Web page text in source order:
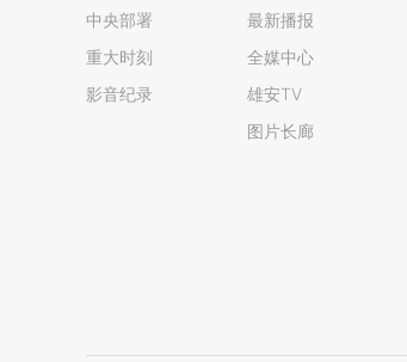
中央部署
重大时刻
影音纪录
最新播报
全媒中心
雄安TV
图片长廊